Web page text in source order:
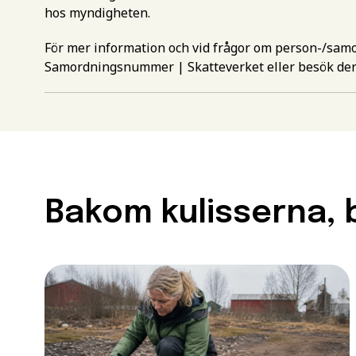
hos myndigheten.
För mer information och vid frågor om person-/
Samordningsnummer | Skatteverketeller besök
Bakom Välj det
Förnamn *
utbildningen
För att kunna söka till